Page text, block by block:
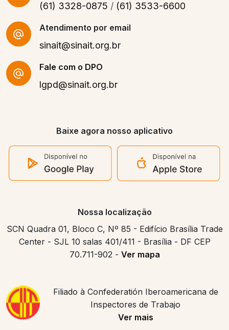
(61) 3328-0875 / (61) 3533-6600
Atendimento por email
sinait@sinait.org.br
Fale com o DPO
lgpd@sinait.org.br
Baixe agora nosso aplicativo
Nossa localização
SCN Quadra 01, Bloco C, Nº 85 - Edifício Brasília Trade
Center - SJL 10 salas 401/411 - Brasília - DF CEP
70.711-902 - Ver mapa
Filiado à Confederatión Iberoamericana de
Inspectores de Trabajo
Ver mais